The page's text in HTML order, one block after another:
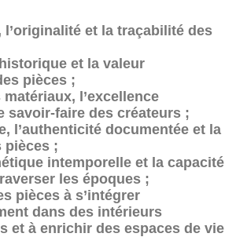
l’originalité et la traçabilité des
et la valeur
pièces ;
l’excellence
savoir-faire des créateurs ;
l’authenticité documentée et la
pièces ;
intemporelle et la capacité
les époques ;
pièces à s’intégrer
dans des intérieurs
et à enrichir des espaces de vie